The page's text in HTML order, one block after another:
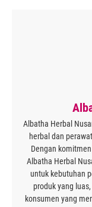
Albatha Herbal
herbal dan
Dengan
Albatha Herbal
untuk kebutuhan
produk yang
konsumen yang